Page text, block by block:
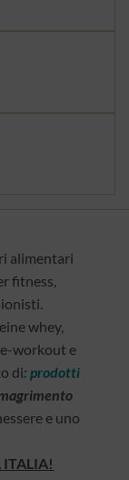
alimentari
fitness,
whey,
workout e
di: prodotti
e uno
ITALIA!